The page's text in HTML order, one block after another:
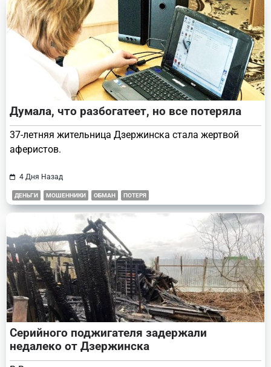
Думала, что разбогатеет, но все потеряла
37-летняя жительница Дзержинска стала жертвой
аферистов.
4 Дня Назад
ДЕНЬГИ МОШЕННИКИ ОБМАН ПОТЕРЯ
Серийного поджигателя задержали
недалеко от Дзержинска